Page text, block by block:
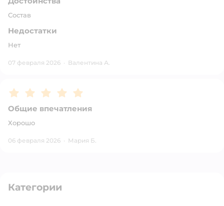
Состав
Недостатки
Нет
07 февраля 2026 · Валентина А.
Рейтинг:5
Общие впечатления
Хорошо
06 февраля 2026 · Мария Б.
Категории